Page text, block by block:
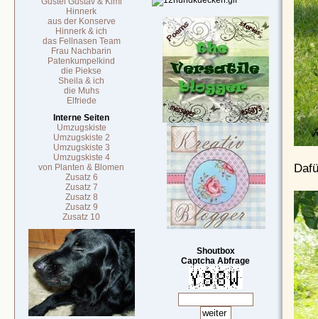
Hinnerk
aus der Konserve
Hinnerk & ich
das Fellnasen Team
Frau Nachbarin
Patenkumpelkind
die Piekse
Sheila & ich
die Muhs
Elfriede
Interne Seiten
Umzugskiste
Umzugskiste 2
Umzugskiste 3
Umzugskiste 4
von Planten & Blomen
Zusatz 6
Zusatz 7
Zusatz 8
Zusatz 9
Zusatz 10
Shoutbox
Captcha Abfrage